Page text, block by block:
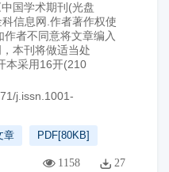
国学术期刊(光盘
信息网.作者著作权使
者不同意将文章编入
本刊将做适当处
采用16开(210
j.issn.1001-
章 PDF[80KB]
1158 27